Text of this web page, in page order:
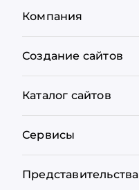
Компания
Создание сайтов
Каталог сайтов
Сервисы
Представительства